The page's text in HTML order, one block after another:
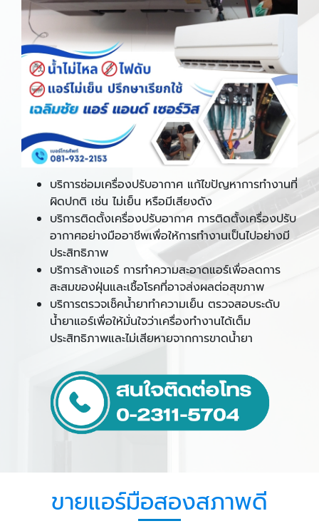
บริการซ่อมเครื่องปรับอากาศ แก้ไขปัญหาการทำงานที่
ผิดปกติ เช่น ไม่เย็น หรือมีเสียงดัง
บริการติดตั้งเครื่องปรับอากาศ การติดตั้งเครื่องปรับ
อากาศอย่างมืออาชีพเพื่อให้การทำงานเป็นไปอย่างมี
ประสิทธิภาพ
บริการล้างแอร์ การทำความสะอาดแอร์เพื่อลดการ
สะสมของฝุ่นและเชื้อโรคที่อาจส่งผลต่อสุขภาพ
บริการตรวจเช็คน้ำยาทำความเย็น ตรวจสอบระดับ
น้ำยาแอร์เพื่อให้มั่นใจว่าเครื่องทำงานได้เต็ม
ประสิทธิภาพและไม่เสียหายจากการขาดน้ำยา
ขายแอร์มือสองสภาพดี